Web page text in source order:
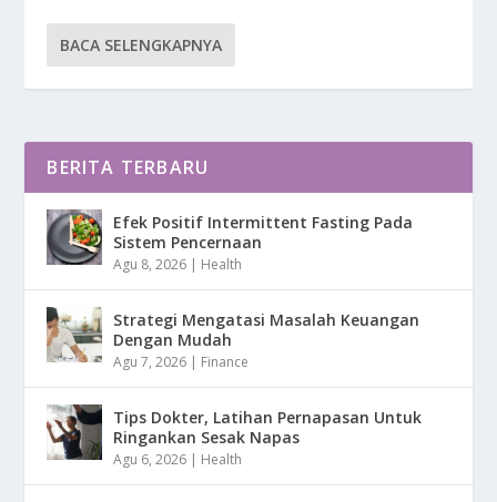
BACA SELENGKAPNYA
BERITA TERBARU
Efek Positif Intermittent Fasting Pada
Sistem Pencernaan
Agu 8, 2026 | Health
Strategi Mengatasi Masalah Keuangan
Dengan Mudah
Agu 7, 2026 | Finance
Tips Dokter, Latihan Pernapasan Untuk
Ringankan Sesak Napas
Agu 6, 2026 | Health